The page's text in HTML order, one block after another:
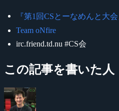
『第1回CSとーなめんと大
Team oNfire
irc.friend.td.nu #CS会
この記事を書いた人